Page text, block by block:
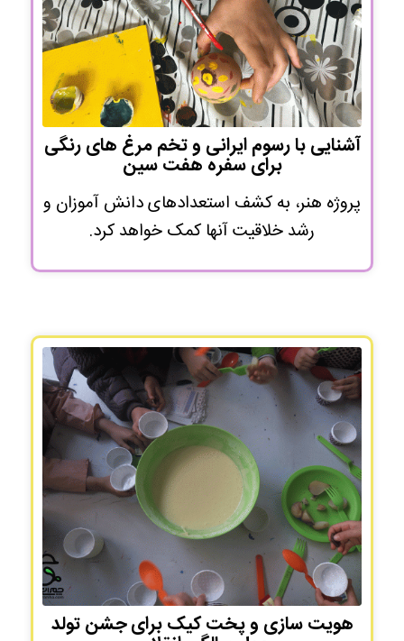
آشنایی با رسوم ایرانی و تخم مرغ های رنگی
برای سفره هفت سین
پروژه هنر، به کشف استعدادهای دانش آموزان و
رشد خلاقیت آنها کمک خواهد کرد.
هویت سازی و پخت کیک برای جشن تولد